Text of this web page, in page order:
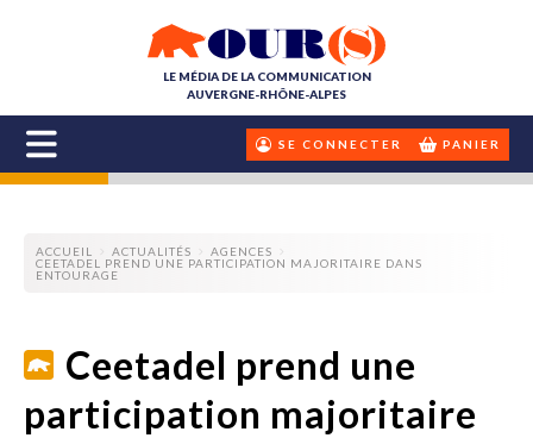
LE MÉDIA DE LA COMMUNICATION
AUVERGNE-RHÔNE-ALPES
SE CONNECTER PANIER
ACCUEIL ACTUALITÉS
AGENCES
CEETADEL PREND UNE PARTICIPATION MAJORITAIRE DANS
ENTOURAGE
Ceetadel prend une
participation majoritaire